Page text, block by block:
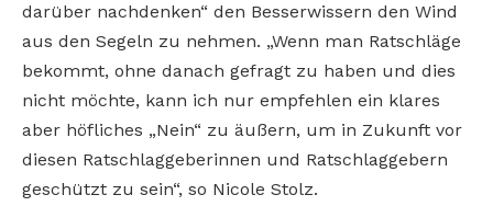
darüber nachdenken“ den Besserwissern den Wind
aus den Segeln zu nehmen. „Wenn man Ratschläge
bekommt, ohne danach gefragt zu haben und dies
nicht möchte, kann ich nur empfehlen ein klares
aber höfliches „Nein“ zu äußern, um in Zukunft vor
diesen Ratschlaggeberinnen und Ratschlaggebern
geschützt zu sein“, so Nicole Stolz.